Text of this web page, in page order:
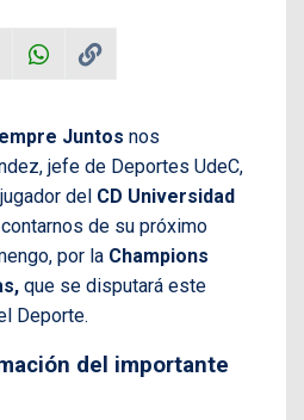
Juntos nos
jefe de Deportes UdeC,
del CD Universidad
contarnos de su próximo
por la Champions
que se disputará este
Deporte.
del importante